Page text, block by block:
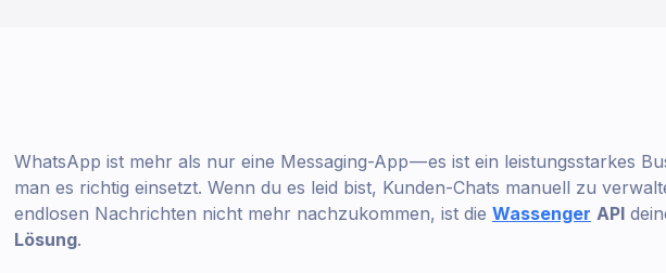
WhatsApp ist mehr als nur eine Messaging-App — es ist ein leistungsstarkes
man es richtig einsetzt. Wenn du es leid bist, Kunden-Chats manuell zu
endlosen Nachrichten nicht mehr nachzukommen, ist die Wassenger API
Lösung.